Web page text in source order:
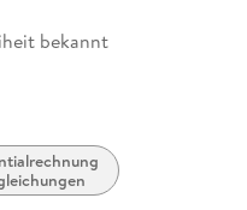
bekannt